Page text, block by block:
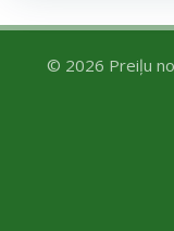
© 2026 Preiļu